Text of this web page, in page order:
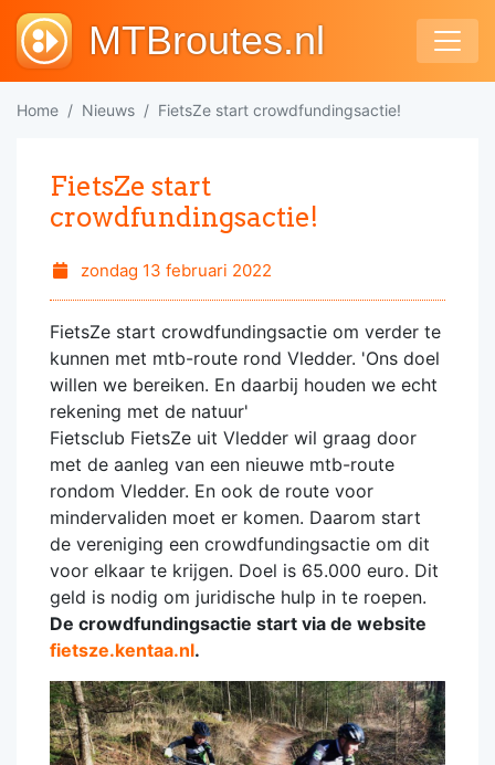
MTBroutes.nl
Home Nieuws FietsZe start crowdfundingsactie!
FietsZe start
crowdfundingsactie!
zondag 13 februari 2022
FietsZe start crowdfundingsactie om verder te
kunnen met mtb-route rond Vledder. 'Ons doel
willen we bereiken. En daarbij houden we echt
rekening met de natuur'
Fietsclub FietsZe uit Vledder wil graag door
met de aanleg van een nieuwe mtb-route
rondom Vledder. En ook de route voor
mindervaliden moet er komen. Daarom start
de vereniging een crowdfundingsactie om dit
voor elkaar te krijgen. Doel is 65.000 euro. Dit
geld is nodig om juridische hulp in te roepen.
De crowdfundingsactie start via de website
fietsze.kentaa.nl.